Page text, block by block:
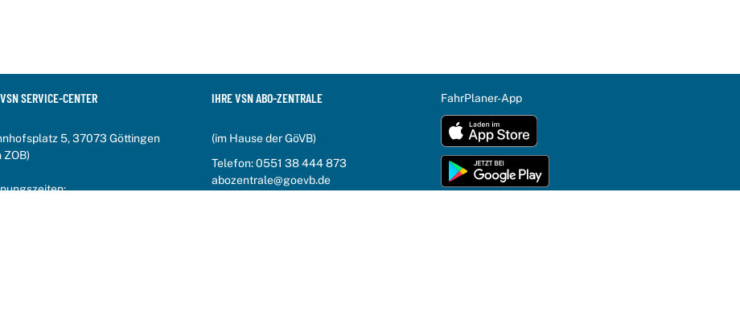
SERVICE-CENTER
5, 37073 Göttingen
ZOB)
IHRE VSN ABO-ZENTRALE
(im Hause der GöVB)
Telefon:0551 38 444 873
abozentrale@goevb.de
FahrPlaner-App